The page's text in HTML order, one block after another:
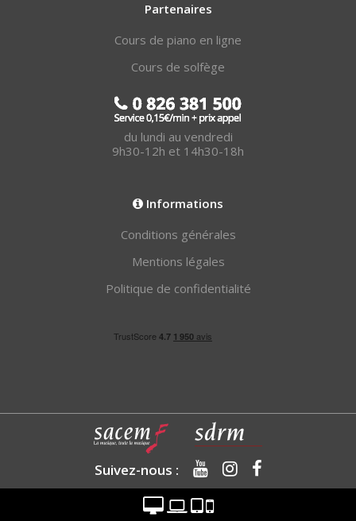
Partenaires
Cours de piano en ligne
Cours de solfège
du lundi au vendredi
9h30-12h et 14h30-18h
Informations
Conditions générales
Mentions légales
Politique de confidentialité
Suivez-nous :